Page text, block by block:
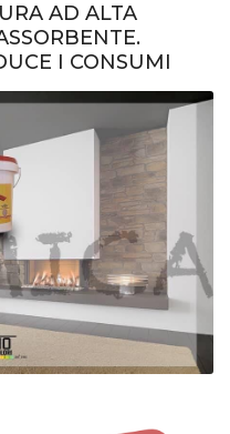
AD ALTA
I CONSUMI